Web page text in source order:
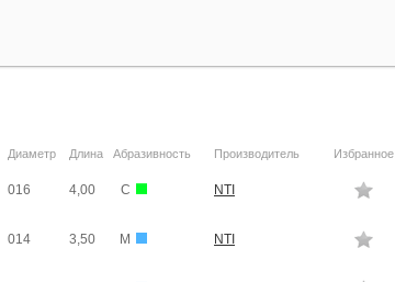
Диаметр Длина Абразивность Производитель Избранное
016 4,00 C NTI
014 3,50 M NTI